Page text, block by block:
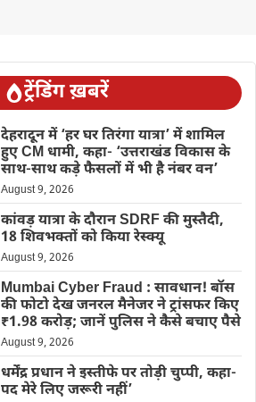
ट्रेंडिंग ख़बरें
देहरादून में ‘हर घर तिरंगा यात्रा’ में शामिल
हुए CM धामी, कहा- ‘उत्तराखंड विकास के
साथ-साथ कड़े फैसलों में भी है नंबर वन’
August 9, 2026
कांवड़ यात्रा के दौरान SDRF की मुस्तैदी,
18 शिवभक्तों को किया रेस्क्यू
August 9, 2026
Mumbai Cyber Fraud : सावधान! बॉस
की फोटो देख जनरल मैनेजर ने ट्रांसफर किए
₹1.98 करोड़; जानें पुलिस ने कैसे बचाए पैसे
August 9, 2026
धर्मेंद्र प्रधान ने इस्तीफे पर तोड़ी चुप्पी, कहा-
पद मेरे लिए जरूरी नहीं’